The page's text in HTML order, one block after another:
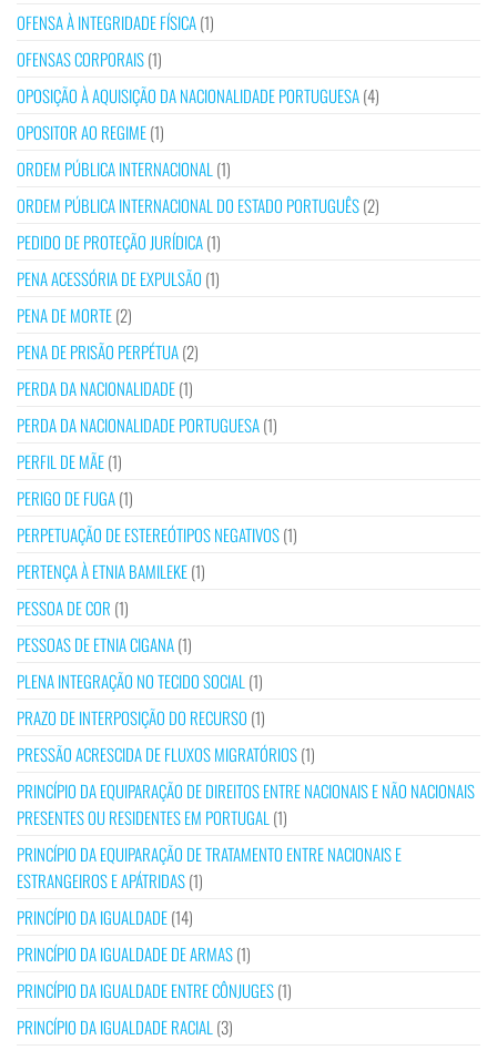
OFENSA À INTEGRIDADE FÍSICA(1)
OFENSAS CORPORAIS(1)
OPOSIÇÃO À AQUISIÇÃO DA NACIONALIDADE PORTUGUESA(4)
OPOSITOR AO REGIME(1)
ORDEM PÚBLICA INTERNACIONAL (1)
ORDEM PÚBLICA INTERNACIONAL DO ESTADO PORTUGUÊS(2)
PEDIDO DE PROTEÇÃO JURÍDICA(1)
PENA ACESSÓRIA DE EXPULSÃO (1)
PENA DE MORTE(2)
PENA DE PRISÃO PERPÉTUA(2)
PERDA DA NACIONALIDADE(1)
PERDA DA NACIONALIDADE PORTUGUESA(1)
PERFIL DE MÃE(1)
PERIGO DE FUGA(1)
PERPETUAÇÃO DE ESTEREÓTIPOS NEGATIVOS(1)
PERTENÇA À ETNIA BAMILEKE(1)
PESSOA DE COR (1)
PESSOAS DE ETNIA CIGANA(1)
PLENA INTEGRAÇÃO NO TECIDO SOCIAL (1)
PRAZO DE INTERPOSIÇÃO DO RECURSO (1)
PRESSÃO ACRESCIDA DE FLUXOS MIGRATÓRIOS(1)
PRINCÍPIO DA EQUIPARAÇÃO DE DIREITOS ENTRE NACIONAIS E NÃO NACIONAIS
PRESENTES OU RESIDENTES EM PORTUGAL (1)
PRINCÍPIO DA EQUIPARAÇÃO DE TRATAMENTO ENTRE NACIONAIS E
ESTRANGEIROS E APÁTRIDAS(1)
PRINCÍPIO DA IGUALDADE(14)
PRINCÍPIO DA IGUALDADE DE ARMAS(1)
PRINCÍPIO DA IGUALDADE ENTRE CÔNJUGES(1)
PRINCÍPIO DA IGUALDADE RACIAL (3)